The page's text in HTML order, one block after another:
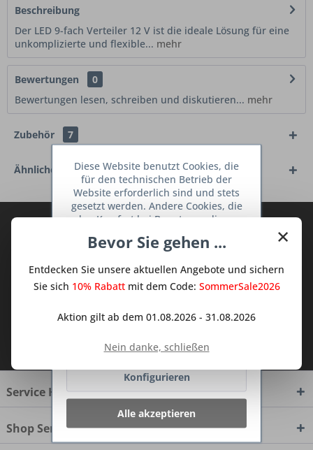
Beschreibung
Der LED 9-fach Verteiler 12 V ist die ideale Lösung für eine
unkomplizierte und flexible... mehr
Bewertungen
0
Bewertungen lesen, schreiben und diskutieren... mehr
Zubehör 7
Ähnliche Artikel
TraumKüche Newsletter und verpassen
dem Traum Küchen - Shop.
zur Kenntnis genommen.
Service Hotline
Shop Service
×
Bevor Sie gehen ...
Entdecken Sie unsere aktuellen Angebote und sichern
Sie sich 10% Rabattmit dem Code: SommerSale2026
Aktion gilt ab dem 01.08.2026 - 31.08.2026
Nein danke, schließen
Diese Website benutzt Cookies, die
für den technischen Betrieb der
Website erforderlich sind und stets
gesetzt werden. Andere Cookies, die
den Komfort bei Benutzung dieser
dienen oder die Interaktion mit
Netzwerken vereinfachen sollen,
werden nur mit Ihrer Zustimmung
Ablehnen
Konfigurieren
Alle akzeptieren